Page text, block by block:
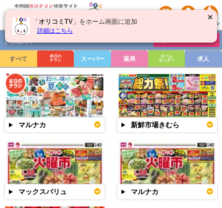
岡山県
すべて
本日の
チラシ
スーパー 薬局
ホーム
センター
求人
マルナカ 新鮮市場きむら
マックスバリュ マルナカ
✕
「 オリコミTV 」をホーム画面に追加
詳細はこちら